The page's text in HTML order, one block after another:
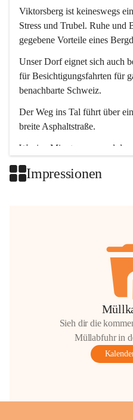
Viktorsberg ist keineswegs
Stress und Trubel. Ruhe und
gegebene Vorteile eines
Unser Dorf eignet sich auch
für Besichtigungsfahrten für
benachbarte Schweiz.
Der Weg ins Tal führt über
breite Asphaltstraße.
Wenige Minuten nur, und das
Impressionen
Sieh dir die
Müllabfuhr in